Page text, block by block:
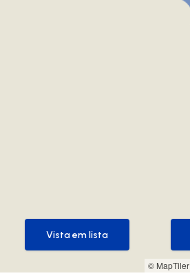
© MapTiler
Vista em lista
Vista em lista